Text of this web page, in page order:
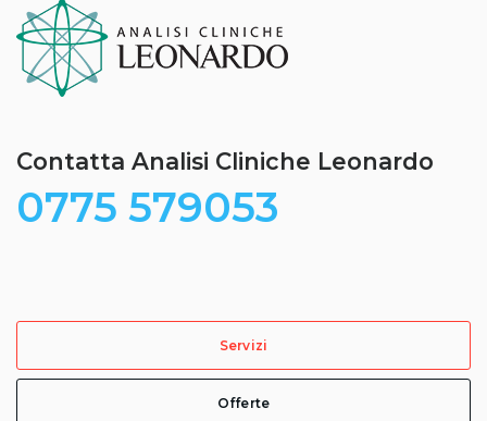
Contatta Analisi Cliniche Leonardo
0775 579053
Servizi
Offerte